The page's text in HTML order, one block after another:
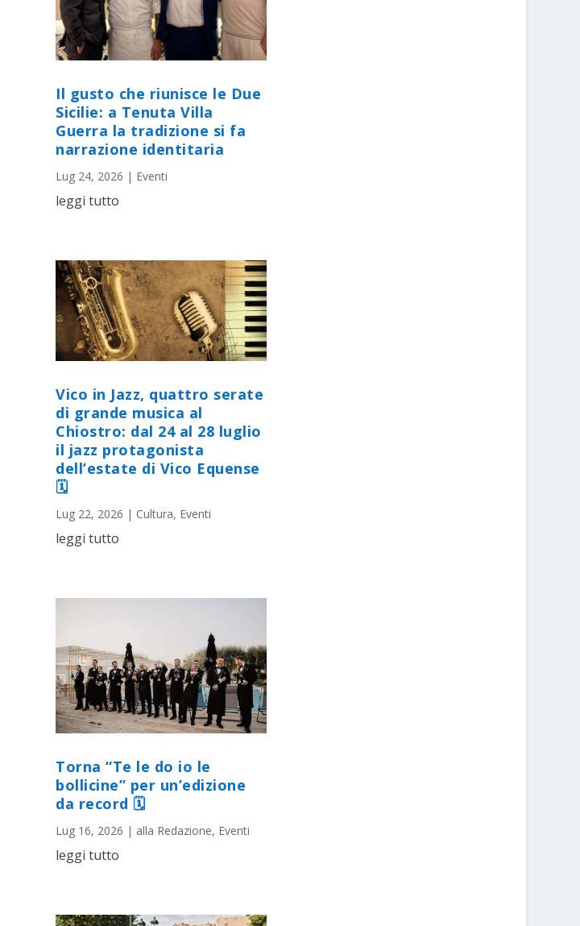
Il gusto che riunisce le Due
Sicilie: a Tenuta Villa
Guerra la tradizione si fa
narrazione identitaria
Lug 24, 2026 | Eventi
leggi tutto
Vico in Jazz, quattro serate
di grande musica al
Chiostro: dal 24 al 28 luglio
il jazz protagonista
dell’estate di Vico Equense
🗓
Lug 22, 2026 | Cultura, Eventi
leggi tutto
Torna “Te le do io le
bollicine” per un’edizione
da record 🗓
Lug 16, 2026 | alla Redazione, Eventi
leggi tutto